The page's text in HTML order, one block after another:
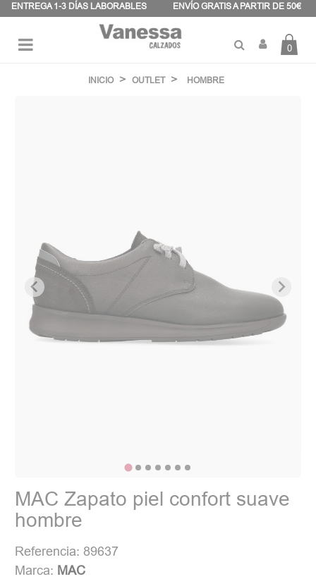
ENTREGA 1-3 DÍAS LABORABLES ENVÍO GRATIS A PARTIR DE 50€
0
INICIO OUTLET HOMBRE
MAC Zapato piel confort suave
hombre
Referencia: 89637
Marca: MAC
Panel de gestión de cookies